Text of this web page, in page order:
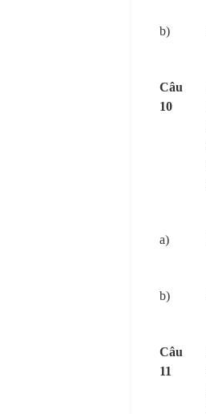
b)
Câu
10
a)
b)
Câu
11